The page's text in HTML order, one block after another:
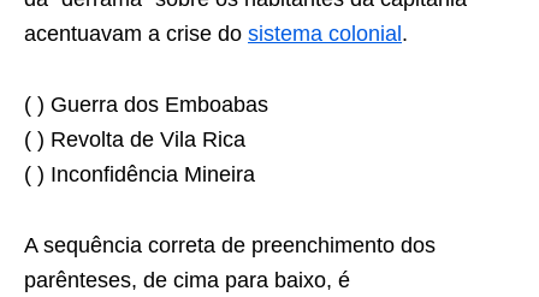
acentuavam a crise do sistema colonial .
( ) Guerra dos Emboabas
( ) Revolta de Vila Rica
( ) Inconfidência Mineira
A sequência correta de preenchimento dos
parênteses, de cima para baixo, é